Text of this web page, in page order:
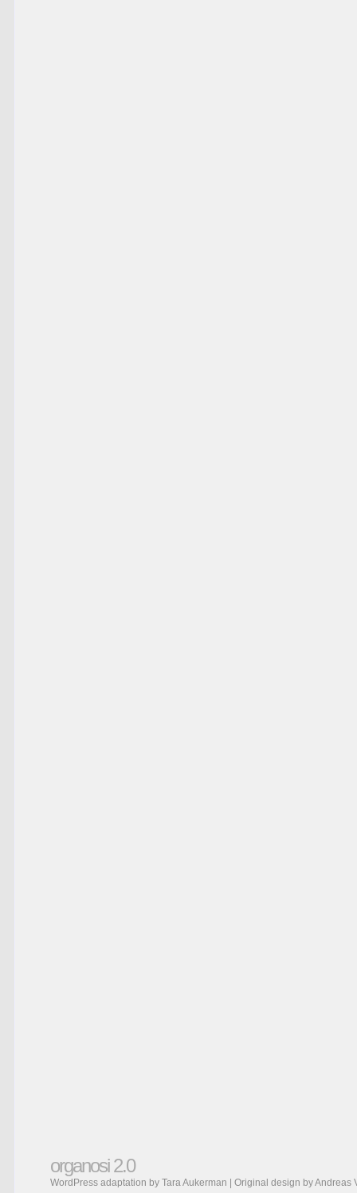
organosi 2.0
WordPress adaptation by Tara Aukerman | Original design byAndreas